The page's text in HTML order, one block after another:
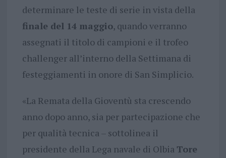
determinare le teste di serie in vista della
finale del 14 maggio, quando verranno
assegnati il titolo di campioni e il trofeo
challenger all’interno della Settimana di
festeggiamenti in onore di San Simplicio.
«La Remata della Gioventù sta crescendo
anno dopo anno, sia per partecipazione che
per qualità tecnica – sottolinea il
presidente della Lega navale di Olbia Tore